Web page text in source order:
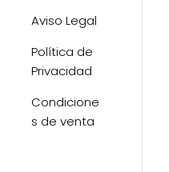
Aviso Legal
Política de
Privacidad
Condicione
s de venta